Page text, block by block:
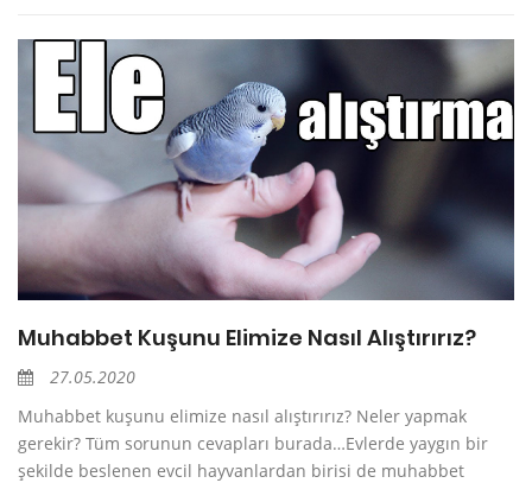
Muhabbet Kuşunu Elimize Nasıl Alıştırırız?
27.05.2020
Muhabbet kuşunu elimize nasıl alıştırırız? Neler yapmak
gerekir? Tüm sorunun cevapları burada…Evlerde yaygın bir
şekilde beslenen evcil hayvanlardan birisi de muhabbet